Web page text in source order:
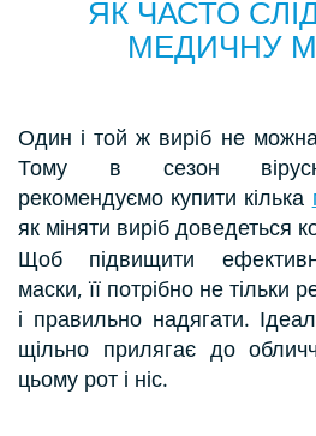
ЯК ЧАСТО
МЕДИЧНУ
Один і той ж виріб не
Тому в сезон
рекомендуємо купити кілька
як міняти виріб доведеться
Щоб підвищити
маски, її потрібно не тільки
і правильно надягати.
щільно прилягає до
цьому рот і ніс.